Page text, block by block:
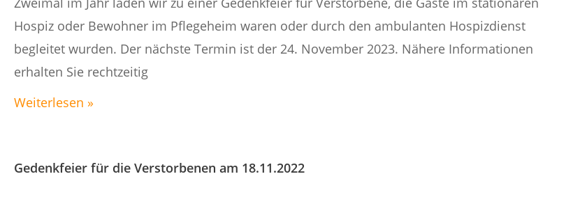
Hospiz oder Bewohner im Pflegeheim waren oder durch den ambulanten Hospizdienst
begleitet wurden. Der nächste Termin ist der 24. November 2023. Nähere Informationen
erhalten Sie rechtzeitig
Weiterlesen »
Gedenkfeier für die Verstorbenen am 18.11.2022